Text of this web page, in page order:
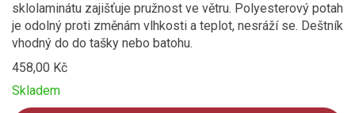
sklolaminátu zajišťuje pružnost ve větru. Polyesterový potah
je odolný proti změnám vlhkosti a teplot, nesráží se. Deštník
vhodný do do tašky nebo batohu.
458,00 Kč
Skladem